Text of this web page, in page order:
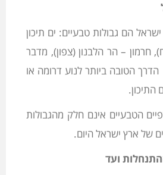
הם גבולות טבעיים: ים תיכון
חרמון – הר הלבנון (צפון), מדבר
הדרך הטובה ביותר לנוע דרומה או
התיכון.
הטבעיים אינם חלק מהגבולות
של ארץ ישראל היום.
ועד